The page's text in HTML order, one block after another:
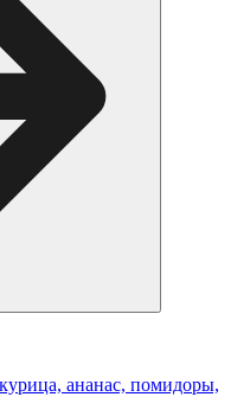
ананас, помидоры,